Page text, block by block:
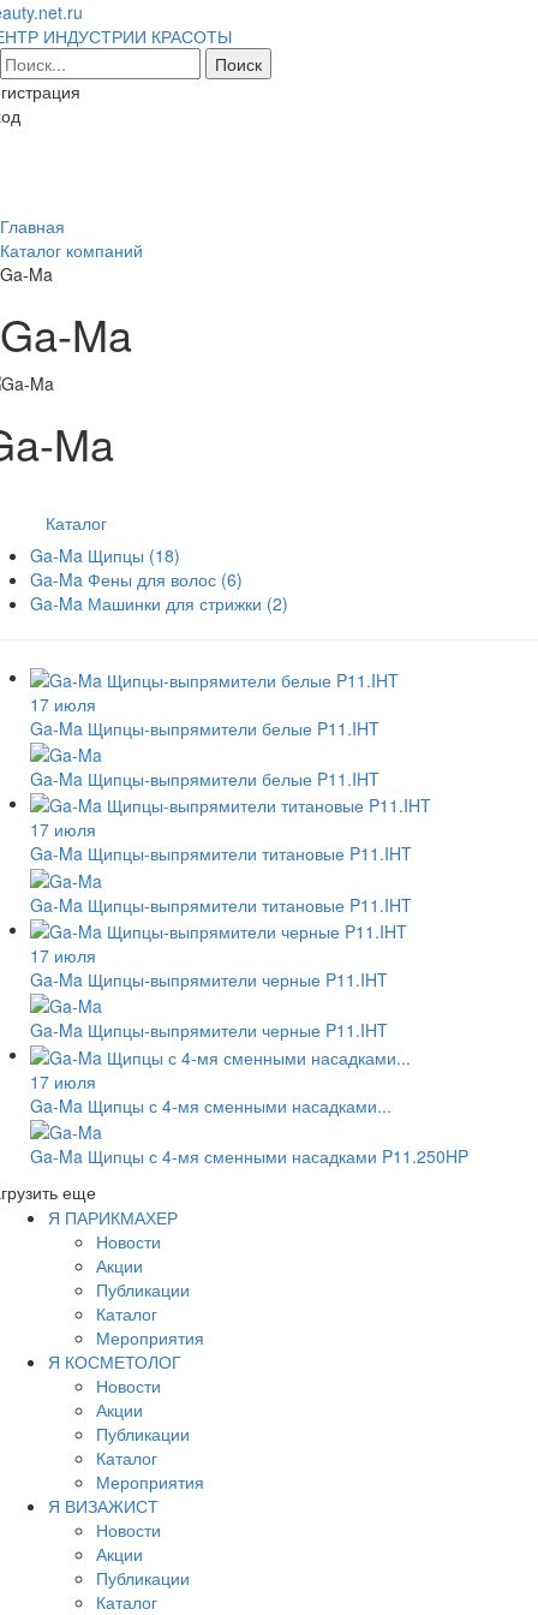
ИНДУСТРИИ КРАСОТЫ
Главная
Каталог компаний
Ga-Ma
Ga-Ma
Ma
Каталог
Ga-Ma Щипцы (18)
Ga-Ma Фены для волос (6)
Ga-Ma Машинки для стрижки (2)
17 июля
Ga-Ma Щипцы-выпрямители белые P11.IHT
Ga-Ma Щипцы-выпрямители белые P11.IHT
17 июля
Ga-Ma Щипцы-выпрямители титановые P11.IHT
Ga-Ma Щипцы-выпрямители титановые P11.IHT
17 июля
Ga-Ma Щипцы-выпрямители черные P11.IHT
Ga-Ma Щипцы-выпрямители черные P11.IHT
17 июля
Ga-Ma Щипцы с 4-мя сменными насадками...
Ga-Ma Щипцы с 4-мя сменными насадками P11.250HP
еще
Я ПАРИКМАХЕР
Новости
Акции
Публикации
Каталог
Мероприятия
Я КОСМЕТОЛОГ
Новости
Акции
Публикации
Каталог
Мероприятия
Я ВИЗАЖИСТ
Новости
Акции
Публикации
Каталог